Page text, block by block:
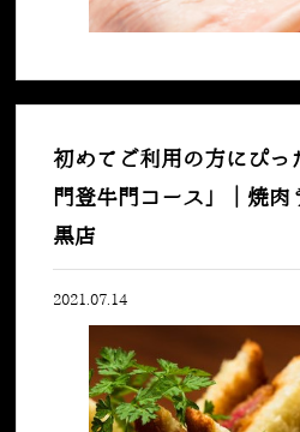
初めてご利用の方にぴっ
門登牛門コース」｜焼
黒店
2021.07.14